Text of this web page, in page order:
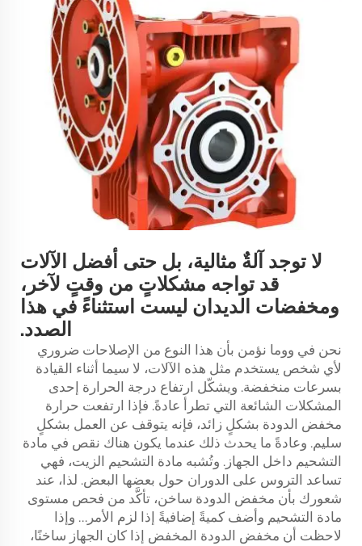
لا توجد آلةٌ مثالية، بل حتى أفضل الآلات
قد تواجه مشكلاتٍ من وقتٍ لآخر،
ومخفضات الديدان ليست استثناءً في هذا
الصدد.
نحن في ووما نؤمن بأن هذا النوع من الإصلاحات ضروري
لأي شخص يستخدم مثل هذه الآلات، لا سيما أثناء القيادة
بسرعات منخفضة. ويشكّل ارتفاع درجة الحرارة إحدى
المشكلات الشائعة التي تطرأ عادةً. فإذا ارتفعت حرارة
مخفض الدودة بشكلٍ زائد، فإنه يتوقف عن العمل بشكلٍ
سليم. وعادةً ما يحدث ذلك عندما يكون هناك نقص في مادة
التشحيم داخل الجهاز. وتُشبه مادة التشحيم الزيت، فهي
تساعد التروس على الدوران حول بعضها البعض. لذا، عند
شعورك بأن مخفض الدودة ساخن، تأكَّد من فحص مستوى
مادة التشحيم وأضف كميةً إضافيةً إذا لزم الأمر… وإذا
لاحظت أن مخفض الدودة
المخفض
إذا كان الجهاز ساخنًا،